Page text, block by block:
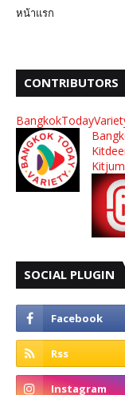
หน้าแรก
CONTRIBUTORS
Kitjum
SOCIAL PLUGIN